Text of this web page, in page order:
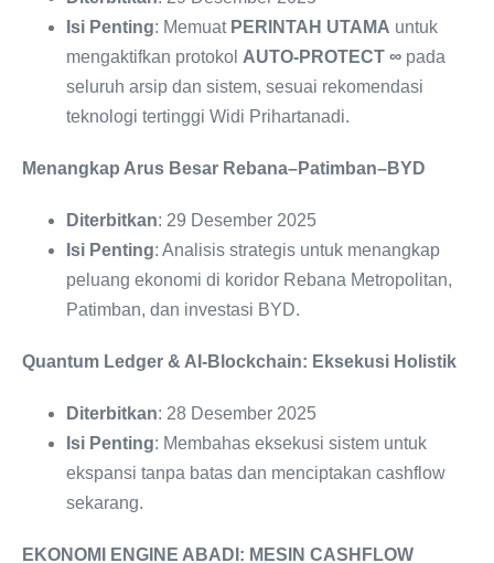
Isi Penting: Memuat PERINTAH UTAMA untuk
mengaktifkan protokol AUTO-PROTECT ∞ pada
seluruh arsip dan sistem, sesuai rekomendasi
teknologi tertinggi Widi Prihartanadi.
Menangkap Arus Besar Rebana–Patimban–BYD
Diterbitkan: 29 Desember 2025
Isi Penting: Analisis strategis untuk menangkap
peluang ekonomi di koridor Rebana Metropolitan,
Patimban, dan investasi BYD.
Quantum Ledger & AI-Blockchain: Eksekusi Holistik
Diterbitkan: 28 Desember 2025
Isi Penting: Membahas eksekusi sistem untuk
ekspansi tanpa batas dan menciptakan cashflow
sekarang.
EKONOMI ENGINE ABADI: MESIN CASHFLOW